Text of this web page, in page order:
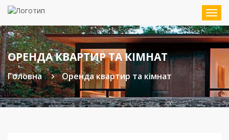
ОРЕНДА КВАРТИР ТА КІМНАТ
Головна Оренда квартир та кімнат